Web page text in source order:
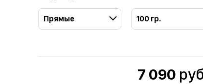
Прямые 100 гр.
7 090